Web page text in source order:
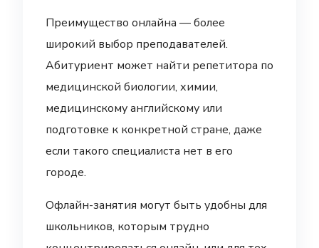
Преимущество онлайна — более
широкий выбор преподавателей.
Абитуриент может найти репетитора по
медицинской биологии, химии,
медицинскому английскому или
подготовке к конкретной стране, даже
если такого специалиста нет в его
городе.
Офлайн-занятия могут быть удобны для
школьников, которым трудно